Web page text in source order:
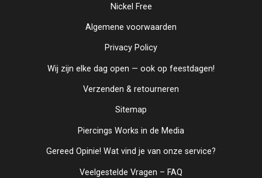
Nickel Free
Algemene voorwaarden
Privacy Policy
Wij zijn elke dag open — ook op feestdagen!
Verzenden & retourneren
Sitemap
Piercings Works in de Media
Gereed Opinie! Wat vind je van onze service?
Veelgestelde Vragen – FAQ